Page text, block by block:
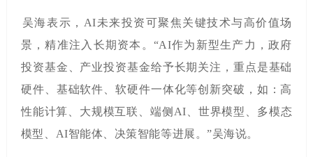
吴海表示， AI未来投资可聚焦关键技术与高价值场
景，精准注入长期资本。 “AI作为新型生产力，政府
投资基金、产业投资基金给予长期关注，重点是基础
硬件、基础软件、软硬件一体化等创新突破，如：高
性能计算、大规模互联、端侧 AI 、世界模型、多模态
模型、 AI智能体、决策智能等进展。”吴海说。